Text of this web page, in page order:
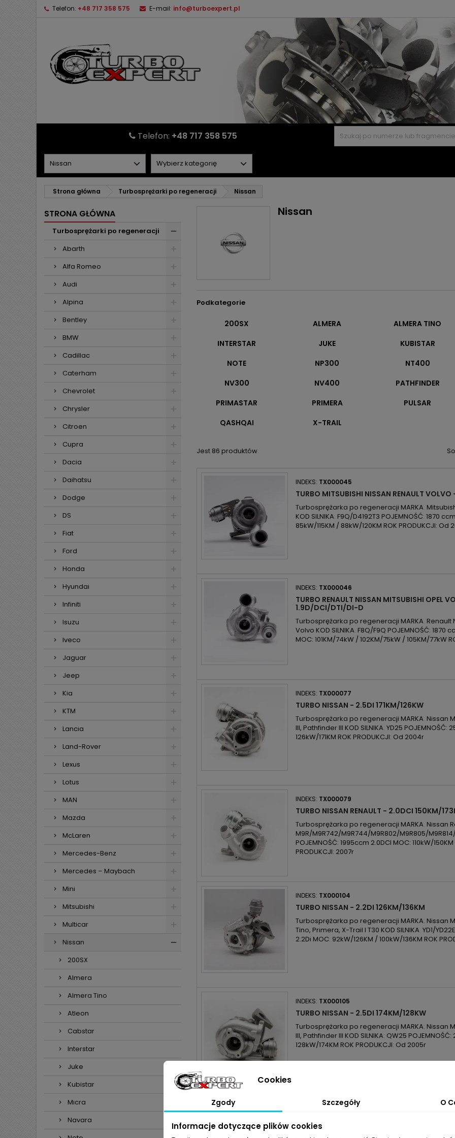
Telefon: +48 717 358 575 E-mail: info@turboexpert.pl
Telefon: +48 717 358 575
Strona główna Turbosprężarki po regeneracji Nissan
STRONA GŁÓWNA
Turbosprężarki po regeneracji
Abarth
Alfa Romeo
Audi
Alpina
Bentley
BMW
Cadillac
Caterham
Chevrolet
Chrysler
Citroen
Cupra
Dacia
Daihatsu
Dodge
DS
Fiat
Ford
Honda
Hyundai
Infiniti
Isuzu
Iveco
Jaguar
Jeep
Kia
KTM
Lancia
Land-Rover
Lexus
Lotus
MAN
Mazda
McLaren
Mercedes-Benz
Mercedes – Maybach
Mini
Mitsubishi
Multicar
Nissan
200SX
Almera
Almera Tino
Atleon
Cabstar
Interstar
Juke
Kubistar
Micra
Navara
Nissan
Podkategorie
200SX ALMERA ALMERA TINO
INTERSTAR
JUKE KUBISTAR
NOTE
NP300 NT400
NV300
NV400 PATHFINDER
PRIMASTAR
PRIMERA PULSAR
QASHQAI
X-TRAIL
Jest 86 produktów.
INDEKS: TX000045
TURBO MITSUBISHI NISSAN RENAULT
Turbosprężarka po regeneracji MARKA:
KOD SILNIKA: F9Q/D4192T3 POJEMNOŚĆ: 1870
85kW/115KM / 88kW/120KM ROK PRODUKCJI: Od
INDEKS: TX000046
TURBO RENAULT NISSAN MITSUBISHI OPEL
1.9D/DCI/DTI/DI-D
Turbosprężarka po regeneracji MARKA: Renault
Volvo KOD SILNIKA: F8Q/F9Q POJEMNOŚĆ: 1870
MOC: 101KM/74kW / 102KM/75kW / 105KM/77kW
INDEKS: TX000077
TURBO NISSAN - 2.5DI 171KM/126KW
Turbosprężarka po regeneracji MARKA: Nissan
III, Pathfinder III KOD SILNIKA: YD25 POJEMNOŚĆ:
126kW/171KM ROK PRODUKCJI: Od 2004r
INDEKS: TX000079
TURBO NISSAN RENAULT - 2.0DCI 150KM/
Turbosprężarka po regeneracji MARKA: Nissan
M9R/M9R742/M9R744/M9R802/M9R805/
POJEMNOŚĆ: 1995ccm 2.0DCI MOC: 110kW/
PRODUKCJI: 2007r
INDEKS: TX000104
TURBO NISSAN - 2.2DI 126KM/136KM
Turbosprężarka po regeneracji MARKA: Nissan
Tino, Primera, X-Trail I T30 KOD SILNIKA: YD1/
2.2Di MOC: 92kW/126KM / 100kW/136KM ROK
INDEKS: TX000105
TURBO NISSAN - 2.5DI 174KM/128KW
Turbosprężarka po regeneracji MARKA: Nissan
III, Pathfinder III KOD SILNIKA: QW25
128kW/174KM ROK PRODUKCJI: Od 2005r
TURBO NISSAN - 2.2DI 114KM/84KW
Turbosprężarka po regeneracji MARKA: Nissan
SILNIKA: YD22ETI POJEMNOŚĆ: 2184ccm 2.2Di
Cookies
Zgody Szczegóły O
Informacje dotyczące plików cookies